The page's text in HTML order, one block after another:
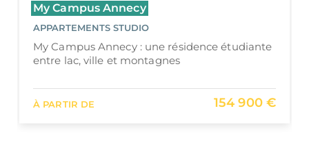
My Campus Avignon Agroparc
APPARTEMENTS STUDIO
My Campus Avignon Agroparc : un
investissement étudiant au cœur d’un pôle
À PARTIR DE 105 000 €